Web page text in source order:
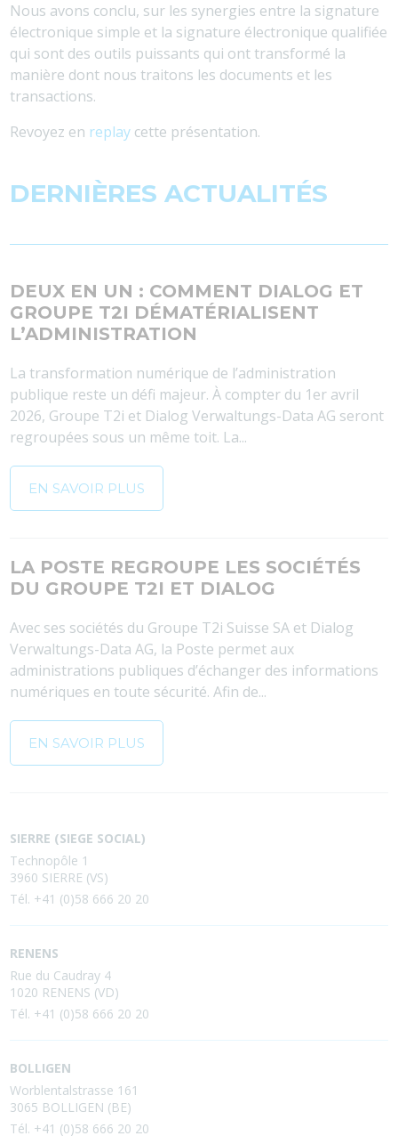
Nous avons conclu, sur les synergies entre la signature
électronique simple et la signature électronique qualifiée
qui sont des outils puissants qui ont transformé la
manière dont nous traitons les documents et les
transactions.
Revoyez en replay cette présentation.
DERNIÈRES ACTUALITÉS
DEUX EN UN : COMMENT DIALOG ET
GROUPE T2I DÉMATÉRIALISENT
L’ADMINISTRATION
La transformation numérique de l’administration
publique reste un défi majeur. À compter du 1er avril
2026, Groupe T2i et Dialog Verwaltungs-Data AG seront
regroupées sous un même toit. La...
EN SAVOIR PLUS
LA POSTE REGROUPE LES SOCIÉTÉS
DU GROUPE T2I ET DIALOG
Avec ses sociétés du Groupe T2i Suisse SA et Dialog
Verwaltungs-Data AG, la Poste permet aux
administrations publiques d’échanger des informations
numériques en toute sécurité. Afin de...
EN SAVOIR PLUS
SIERRE (SIEGE SOCIAL)
Technopôle 1
3960 SIERRE (VS)
Tél. +41 (0)58 666 20 20
RENENS
Rue du Caudray 4
1020 RENENS (VD)
Tél. +41 (0)58 666 20 20
BOLLIGEN
Worblentalstrasse 161
3065 BOLLIGEN (BE)
Tél. +41 (0)58 666 20 20